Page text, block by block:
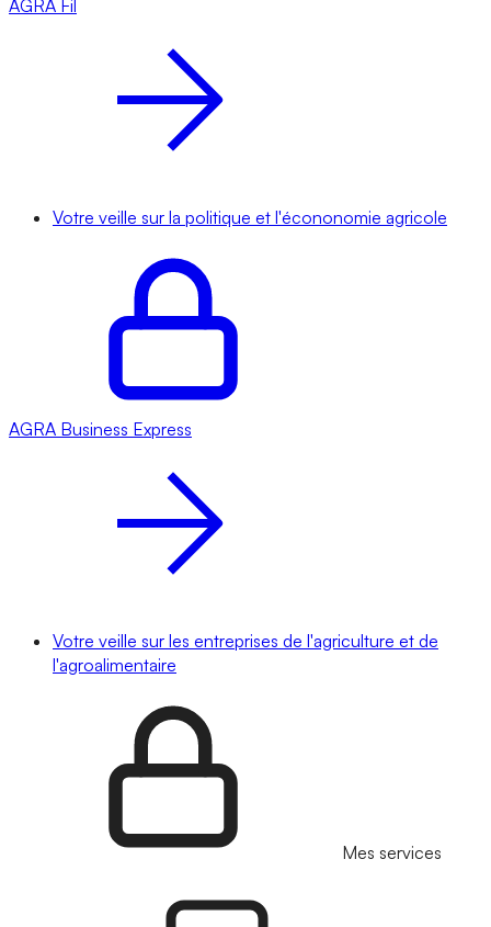
AGRA Fil
Votre veille sur la politique et l'écononomie agricole
AGRA Business Express
Votre veille sur les entreprises de l'agriculture et de
l'agroalimentaire
Mes services